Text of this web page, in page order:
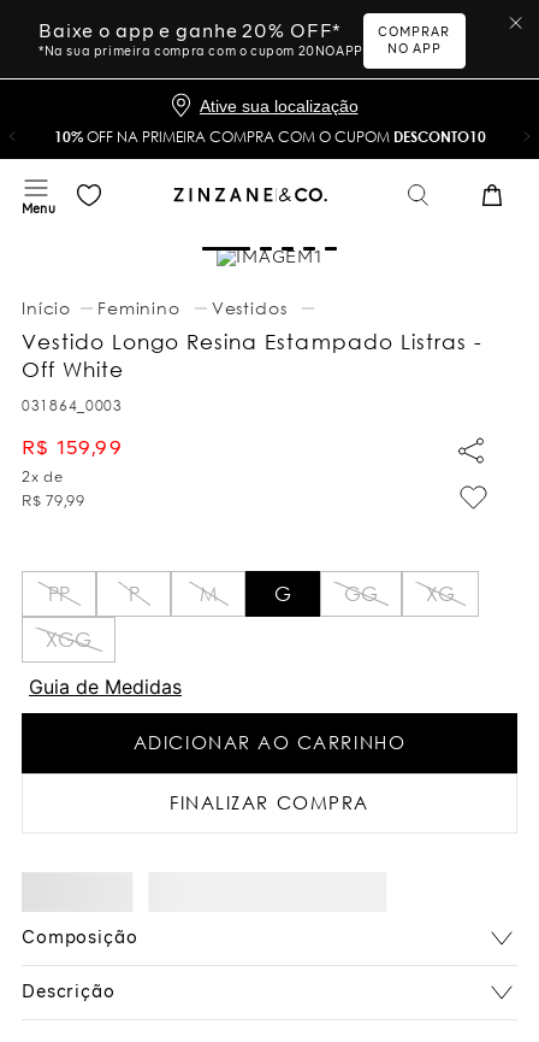
Baixe o app e ganhe 20% OFF*
*Na sua primeira compra com o cupom 20NOAPP
COMPRAR
NO APP
Ative sua localização
10%OFF NA PRIMEIRA COMPRA COM O CUPOM DESCONTO10
Feminino Vestidos
Vestido Longo Resina Estampado Listras -
Off White
031864_0003
R$ 159,99
2x de
R$ 79,99
PP P M G GG
XG
XGG
Guia de Medidas
ADICIONAR AO CARRINHO
FINALIZAR COMPRA
Composição
Descrição